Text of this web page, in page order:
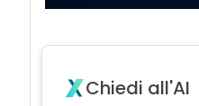
Chiedi all'AI